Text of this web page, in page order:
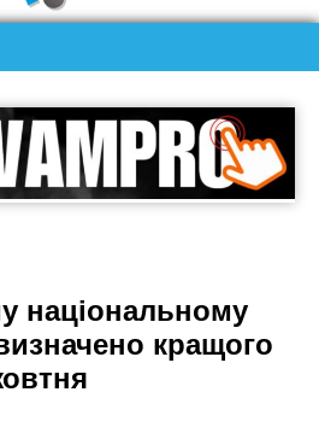
національному
кращого